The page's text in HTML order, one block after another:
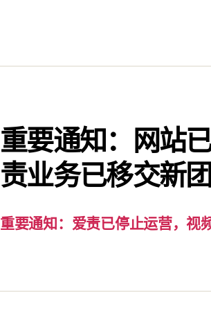
重要通知：网站
责业务已移交新团
重要通知：爱责已停止运营，视